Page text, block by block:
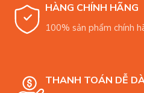
HÀNG CHÍNH HÃNG
100% sản phẩm chính
THANH TOÁN DỄ